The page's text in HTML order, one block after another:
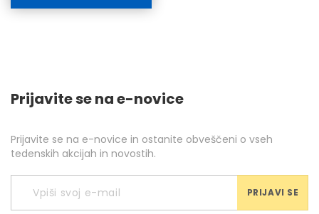
Prijavite se na e-novice
Prijavite se na e-novice in ostanite obveščeni o vseh
tedenskih akcijah in novostih.
PRIJAVI SE